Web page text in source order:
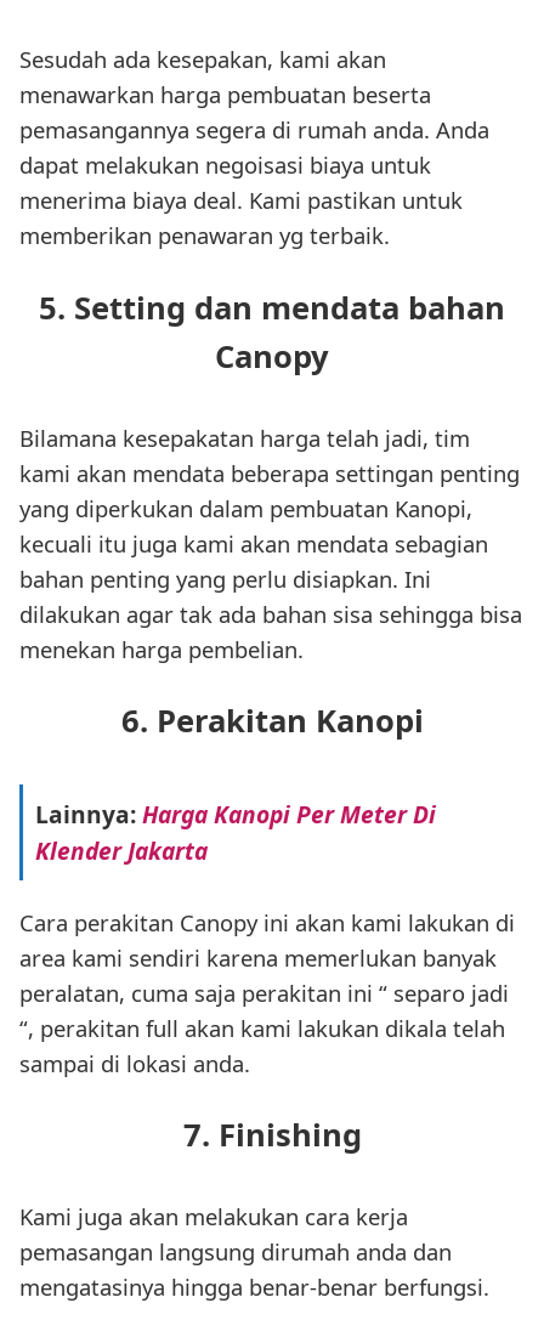
Sesudah ada kesepakan, kami akan
menawarkan harga pembuatan beserta
pemasangannya segera di rumah anda. Anda
dapat melakukan negoisasi biaya untuk
menerima biaya deal. Kami pastikan untuk
memberikan penawaran yg terbaik.
5. Setting dan mendata bahan
Canopy
Bilamana kesepakatan harga telah jadi, tim
kami akan mendata beberapa settingan penting
yang diperkukan dalam pembuatan Kanopi,
kecuali itu juga kami akan mendata sebagian
bahan penting yang perlu disiapkan. Ini
dilakukan agar tak ada bahan sisa sehingga bisa
menekan harga pembelian.
6. Perakitan Kanopi
Lainnya:Harga Kanopi Per Meter Di
Klender Jakarta
Cara perakitan Canopy ini akan kami lakukan di
area kami sendiri karena memerlukan banyak
peralatan, cuma saja perakitan ini “ separo jadi
“, perakitan full akan kami lakukan dikala telah
sampai di lokasi anda.
7. Finishing
Kami juga akan melakukan cara kerja
pemasangan langsung dirumah anda dan
mengatasinya hingga benar-benar berfungsi.